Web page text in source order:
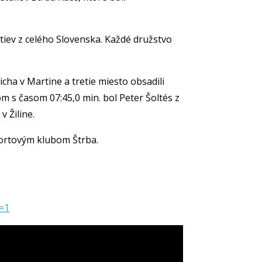
z celého Slovenska. Každé družstvo
v Martine a tretie miesto obsadili
s časom 07:45,0 min. bol Peter Šoltés z
Žiline.
klubom Štrba.